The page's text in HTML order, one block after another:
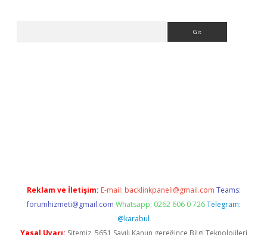
Reklam ve İletişim: E-mail: backlinkpaneli@gmail.com Teams:
forumhizmeti@gmail.com Whatsapp: 0262 606 0 726 Telegram:
@karabul
Yasal Uyarı: Sitemiz, 5651 Sayılı Kanun gereğince Bilgi Teknolojileri